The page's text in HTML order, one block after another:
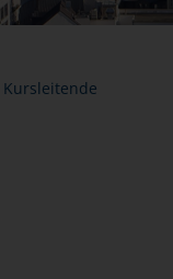
Kursleitende